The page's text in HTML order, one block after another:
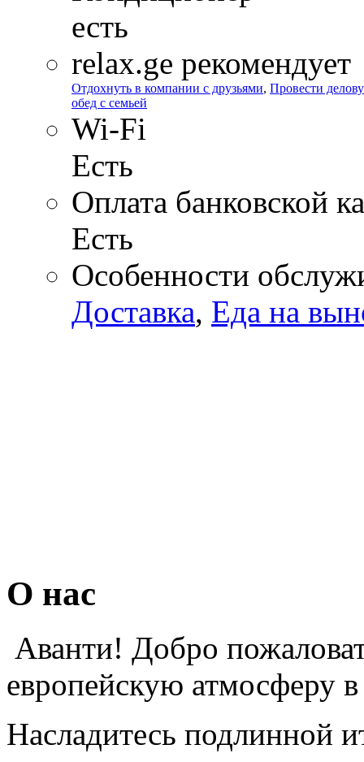
есть
relax.ge рекомендует
Отдохнуть в компании с друзьями, Провести
обед с семьей
Wi-Fi
Есть
Оплата банковской
Есть
Особенности
Доставка, Еда на
О нас
Аванти! Добро
европейскую атмосферу
Насладитесь подлинной